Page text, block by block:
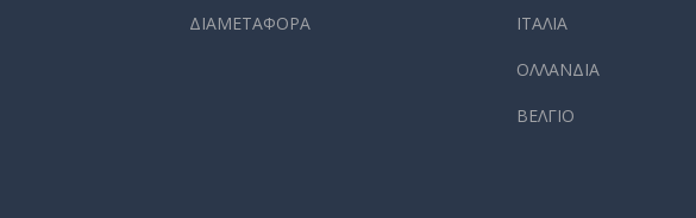
ΔΙΑΜΕΤΑΦΟΡΑ ΙΤΑΛΙΑ
ΟΛΛΑΝΔΙΑ
ΒΕΛΓΙΟ